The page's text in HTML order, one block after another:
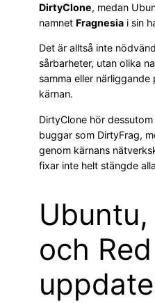
DirtyClone, medan
namnet Fragnesia i sin
Det är alltså inte
sårbarheter, utan olika
samma eller
kärnan.
DirtyClone hör
buggar som DirtyFrag,
genom kärnans
fixar inte helt stängde
och